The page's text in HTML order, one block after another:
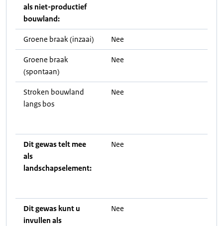
als niet-productief
bouwland:
Groene braak (inzaai) Nee
Groene braak
(spontaan)
Nee
Stroken bouwland
langs bos
Nee
Dit gewas telt mee
als
landschapselement:
Nee
Dit gewas kunt u
invullen als
Nee